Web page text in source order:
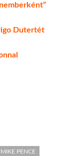
Dutertét
MIKE PENCE